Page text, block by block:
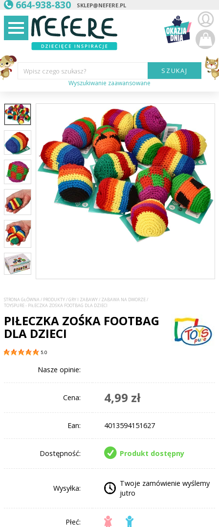
664-938-830 SKLEP@NEFERE.PL
Wpisz czego szukasz?
Kategoria:
Wiek
dziecka:
Płeć dziecka:
Cena od:
Cena do:
SZUKAJ
Wyszukiwanie zaawansowane
STRONA GŁÓWNA/ PRODUKTY/GRY I ZABAWY/ ZABAWA NA DWORZE/
TOYSPURE - PIŁECZKA ZOŚKA FOOTBAG DLA DZIECI
PIŁECZKA ZOŚKA FOOTBAG
DLA DZIECI
5.0
Nasze opinie:
Cena: 4,99 zł
Ean: 4013594151627
Dostępność: Produkt dostępny
Wysyłka:
Twoje zamówienie wyślemy
jutro
Płeć: